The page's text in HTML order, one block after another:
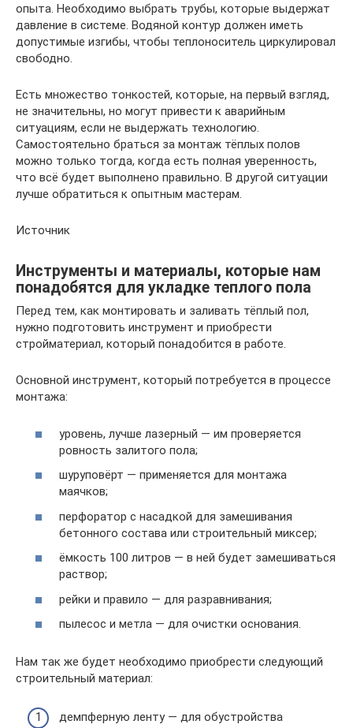
опыта. Необходимо выбрать трубы, которые выдержат
давление в системе. Водяной контур должен иметь
допустимые изгибы, чтобы теплоноситель циркулировал
свободно.
Есть множество тонкостей, которые, на первый взгляд,
не значительны, но могут привести к аварийным
ситуациям, если не выдержать технологию.
Самостоятельно браться за монтаж тёплых полов
можно только тогда, когда есть полная уверенность,
что всё будет выполнено правильно. В другой ситуации
лучше обратиться к опытным мастерам.
Источник
Инструменты и материалы, которые нам
понадобятся для укладке теплого пола
Перед тем, как монтировать и заливать тёплый пол,
нужно подготовить инструмент и приобрести
стройматериал, который понадобится в работе.
Основной инструмент, который потребуется в процессе
монтажа:
уровень, лучше лазерный — им проверяется
ровность залитого пола;
шуруповёрт — применяется для монтажа
маячков;
перфоратор с насадкой для замешивания
бетонного состава или строительный миксер;
ёмкость 100 литров — в ней будет замешиваться
раствор;
рейки и правило — для разравнивания;
пылесос и метла — для очистки основания.
Нам так же будет необходимо приобрести следующий
строительный материал:
демпферную ленту — для обустройства